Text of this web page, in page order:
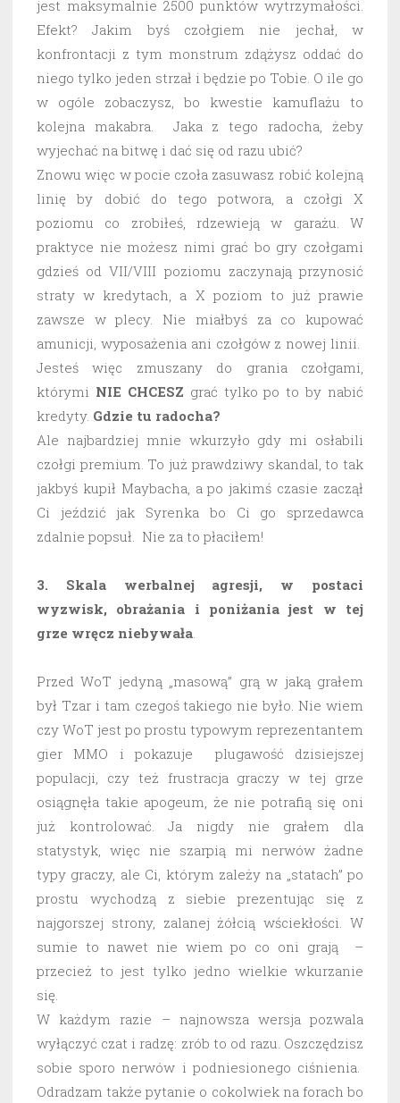
jest maksymalnie 2500 punktów wytrzymałości.
Efekt? Jakim byś czołgiem nie jechał, w
konfrontacji z tym monstrum zdążysz oddać do
niego tylko jeden strzał i będzie po Tobie. O ile go
w ogóle zobaczysz, bo kwestie kamuflażu to
kolejna makabra. Jaka z tego radocha, żeby
wyjechać na bitwę i dać się od razu ubić?
Znowu więc w pocie czoła zasuwasz robić kolejną
linię by dobić do tego potwora, a czołgi X
poziomu co zrobiłeś, rdzewieją w garażu. W
praktyce nie możesz nimi grać bo gry czołgami
gdzieś od VII/VIII poziomu zaczynają przynosić
straty w kredytach, a X poziom to już prawie
zawsze w plecy. Nie miałbyś za co kupować
amunicji, wyposażenia ani czołgów z nowej linii.
Jesteś więc zmuszany do grania czołgami,
którymi NIE CHCESZ grać tylko po to by nabić
kredyty. Gdzie tu radocha?
Ale najbardziej mnie wkurzyło gdy mi osłabili
czołgi premium. To już prawdziwy skandal, to tak
jakbyś kupił Maybacha, a po jakimś czasie zaczął
Ci jeździć jak Syrenka bo Ci go sprzedawca
zdalnie popsuł. Nie za to płaciłem!
3. Skala werbalnej agresji, w postaci
wyzwisk, obrażania i poniżania jest w tej
grze wręcz niebywała.
Przed WoT jedyną „masową” grą w jaką grałem
był Tzar i tam czegoś takiego nie było. Nie wiem
czy WoT jest po prostu typowym reprezentantem
gier MMO i pokazuje plugawość dzisiejszej
populacji, czy też frustracja graczy w tej grze
osiągnęła takie apogeum, że nie potrafią się oni
już kontrolować. Ja nigdy nie grałem dla
statystyk, więc nie szarpią mi nerwów żadne
typy graczy, ale Ci, którym zależy na „statach” po
prostu wychodzą z siebie prezentując się z
najgorszej strony, zalanej żółcią wściekłości. W
sumie to nawet nie wiem po co oni grają –
przecież to jest tylko jedno wielkie wkurzanie
się.
W każdym razie – najnowsza wersja pozwala
wyłączyć czat i radzę: zrób to od razu. Oszczędzisz
sobie sporo nerwów i podniesionego ciśnienia.
Odradzam także pytanie o cokolwiek na forach bo